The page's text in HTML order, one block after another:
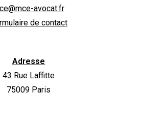
avocat.fr
de contact
Adresse
43 Rue Laffitte
75009 Paris